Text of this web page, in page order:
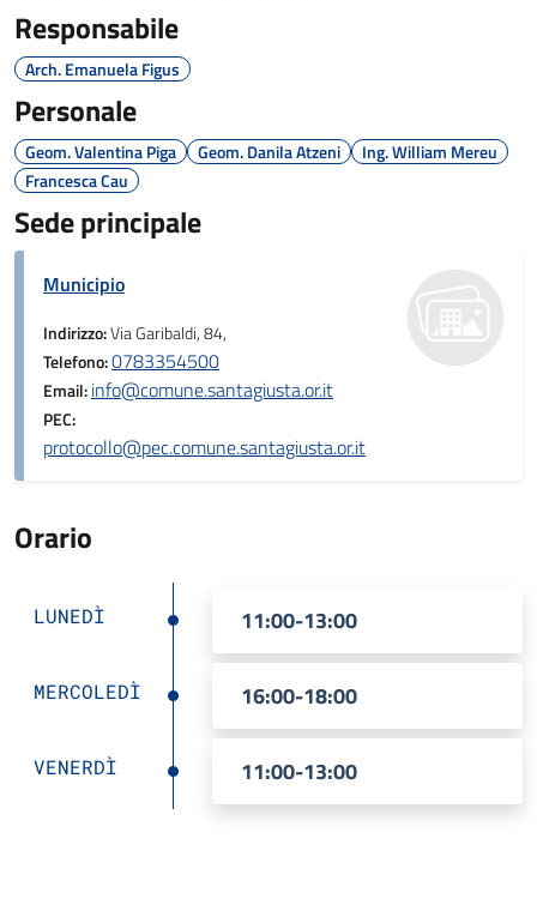
Responsabile
Arch. Emanuela Figus
Personale
Geom. Valentina Piga Geom. Danila Atzeni
Ing. William Mereu
Francesca Cau
Sede principale
Municipio
Indirizzo:Via Garibaldi, 84,
Telefono:0783354500
Email:info@comune.santagiusta.or.it
PEC:
protocollo@pec.comune.santagiusta.or.it
Orario
LUNEDÌ 11:00-13:00
MERCOLEDÌ 16:00-18:00
VENERDÌ 11:00-13:00